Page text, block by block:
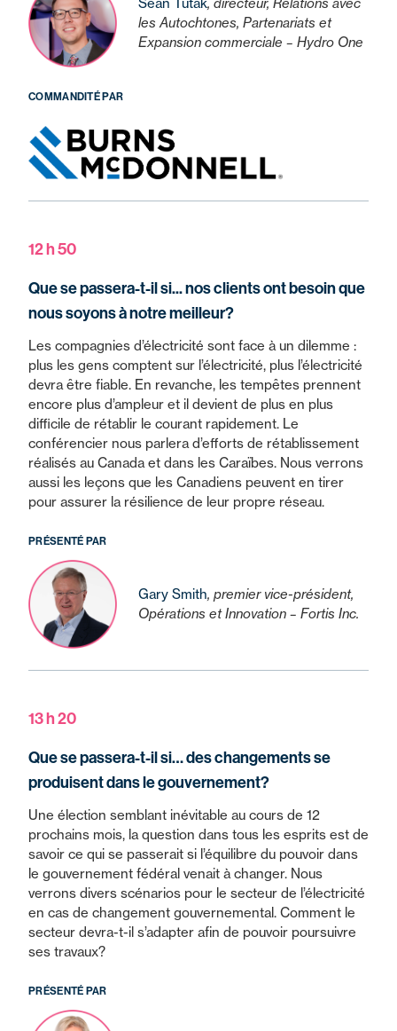
les Autochtones, Partenariats et
Expansion commerciale – Hydro One
COMMANDITÉ PAR
12 h 50
Que se passera-t-il si... nos clients ont besoin que
nous soyons à notre meilleur?
Les compagnies d’électricité sont face à un dilemme :
plus les gens comptent sur l’électricité, plus l’électricité
devra être fiable. En revanche, les tempêtes prennent
encore plus d’ampleur et il devient de plus en plus
difficile de rétablir le courant rapidement. Le
conférencier nous parlera d’efforts de rétablissement
réalisés au Canada et dans les Caraïbes. Nous verrons
aussi les leçons que les Canadiens peuvent en tirer
pour assurer la résilience de leur propre réseau.
PRÉSENTÉ PAR
Gary Smith, premier vice-président,
Opérations et Innovation – Fortis Inc.
13 h 20
Que se passera-t-il si… des changements se
produisent dans le gouvernement?
Une élection semblant inévitable au cours de 12
prochains mois, la question dans tous les esprits est de
savoir ce qui se passerait si l’équilibre du pouvoir dans
le gouvernement fédéral venait à changer. Nous
verrons divers scénarios pour le secteur de l’électricité
en cas de changement gouvernemental. Comment le
secteur devra-t-il s’adapter afin de pouvoir poursuivre
ses travaux?
PRÉSENTÉ PAR